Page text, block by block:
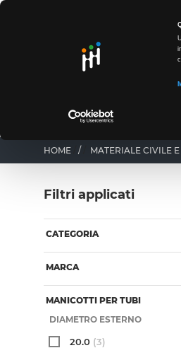
text.skipToContent
text.skipToNavigation
PRODOTTI
HOME / MATERIALE CIVILE
Filtri applicati
CATEGORIA
MARCA
MANICOTTI PER TUBI
DIAMETRO ESTERNO
20.0 (3)